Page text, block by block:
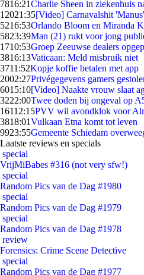
7816:21Charlie Sheen in ziekenhuis
12021:35[Video] Carnavalshit
5216:53Orlando Bloom en Miranda
5823:39Man (21) rukt voor jong
1710:53Groep Zeeuwse dealers
3816:13Vaticaan: Meld misbruik niet
3711:52Kopje koffie betalen met app
2002:27Privégegevens gamers
6015:10[Video] Naakte vrouw slaat
3222:00Twee doden bij ongeval op
16112:15PVV wil avondklok voor
3818:01Vulkaan Etna komt tot leven
9923:55Gemeente Schiedam
Laatste reviews en specials
special
VrijMiBabes #316 (not very sfw!)
special
Random Pics van de Dag #1980
special
Random Pics van de Dag #1979
special
Random Pics van de Dag #1978
review
Forensics: Crime Scene Detective
special
Random Pics van de Dag #1977